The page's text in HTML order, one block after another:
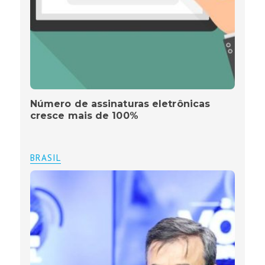
Número de assinaturas eletrônicas
cresce mais de 100%
BRASIL